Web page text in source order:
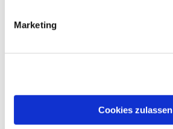
Marketing
Cookies zulassen